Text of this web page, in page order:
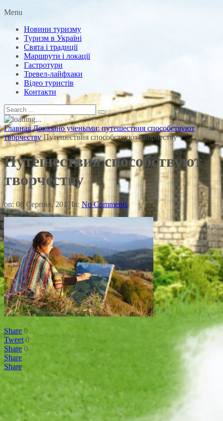
Menu
Новини туризму
Туризм в Україні
Свята і традиції
Маршрути і локації
Гастротури
Тревел-лайфхаки
Відео туристів
Контакти
Главная Доказано учеными: путешествия способствуют
творчеству Путешествия способствуют творчеству
Путешествия способствуют
творчеству
on: 08 Серпня, 2017In: No Comments
Share 0
Tweet 0
Share 0
Share
Share